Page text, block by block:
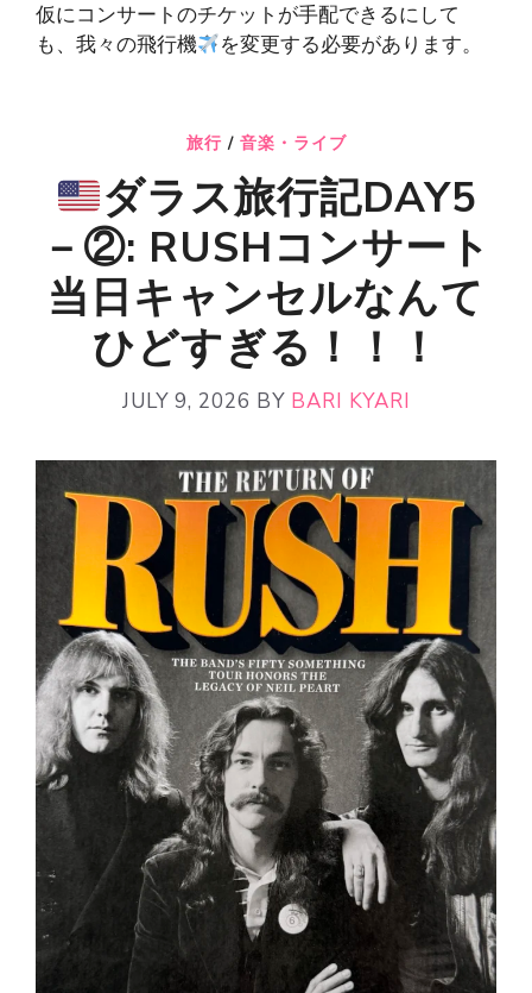
仮にコンサートのチケットが手配できるにして
も、我々の飛行機
を変更する必要があります。
旅行 / 音楽・ライブ
ダラス旅行記DAY5
－②: RUSHコンサート
当日キャンセルなんて
ひどすぎる！！！
JULY 9, 2026 BY BARI KYARI